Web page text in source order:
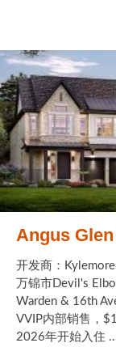
Angus
开发商：
万锦市Devil's
Warden & 16th
VVIP内部销售，
2026年开始入住